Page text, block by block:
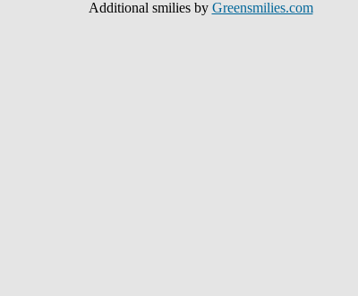
Additional smilies by Greensmilies.com